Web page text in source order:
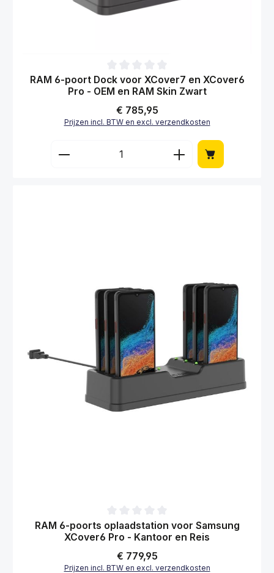
Gemiddelde waardering van 0 van 5 sterren
RAM 6-poort Dock voor XCover7 en XCover6
Pro - OEM en RAM Skin Zwart
Normale prijs:
€ 785,95
Prijzen incl. BTW en excl. verzendkosten
Producthoeveelheid: Voer de gewenste
Gemiddelde waardering van 0 van 5 sterren
RAM 6-poorts oplaadstation voor Samsung
XCover6 Pro - Kantoor en Reis
Normale prijs:
€ 779,95
Prijzen incl. BTW en excl. verzendkosten